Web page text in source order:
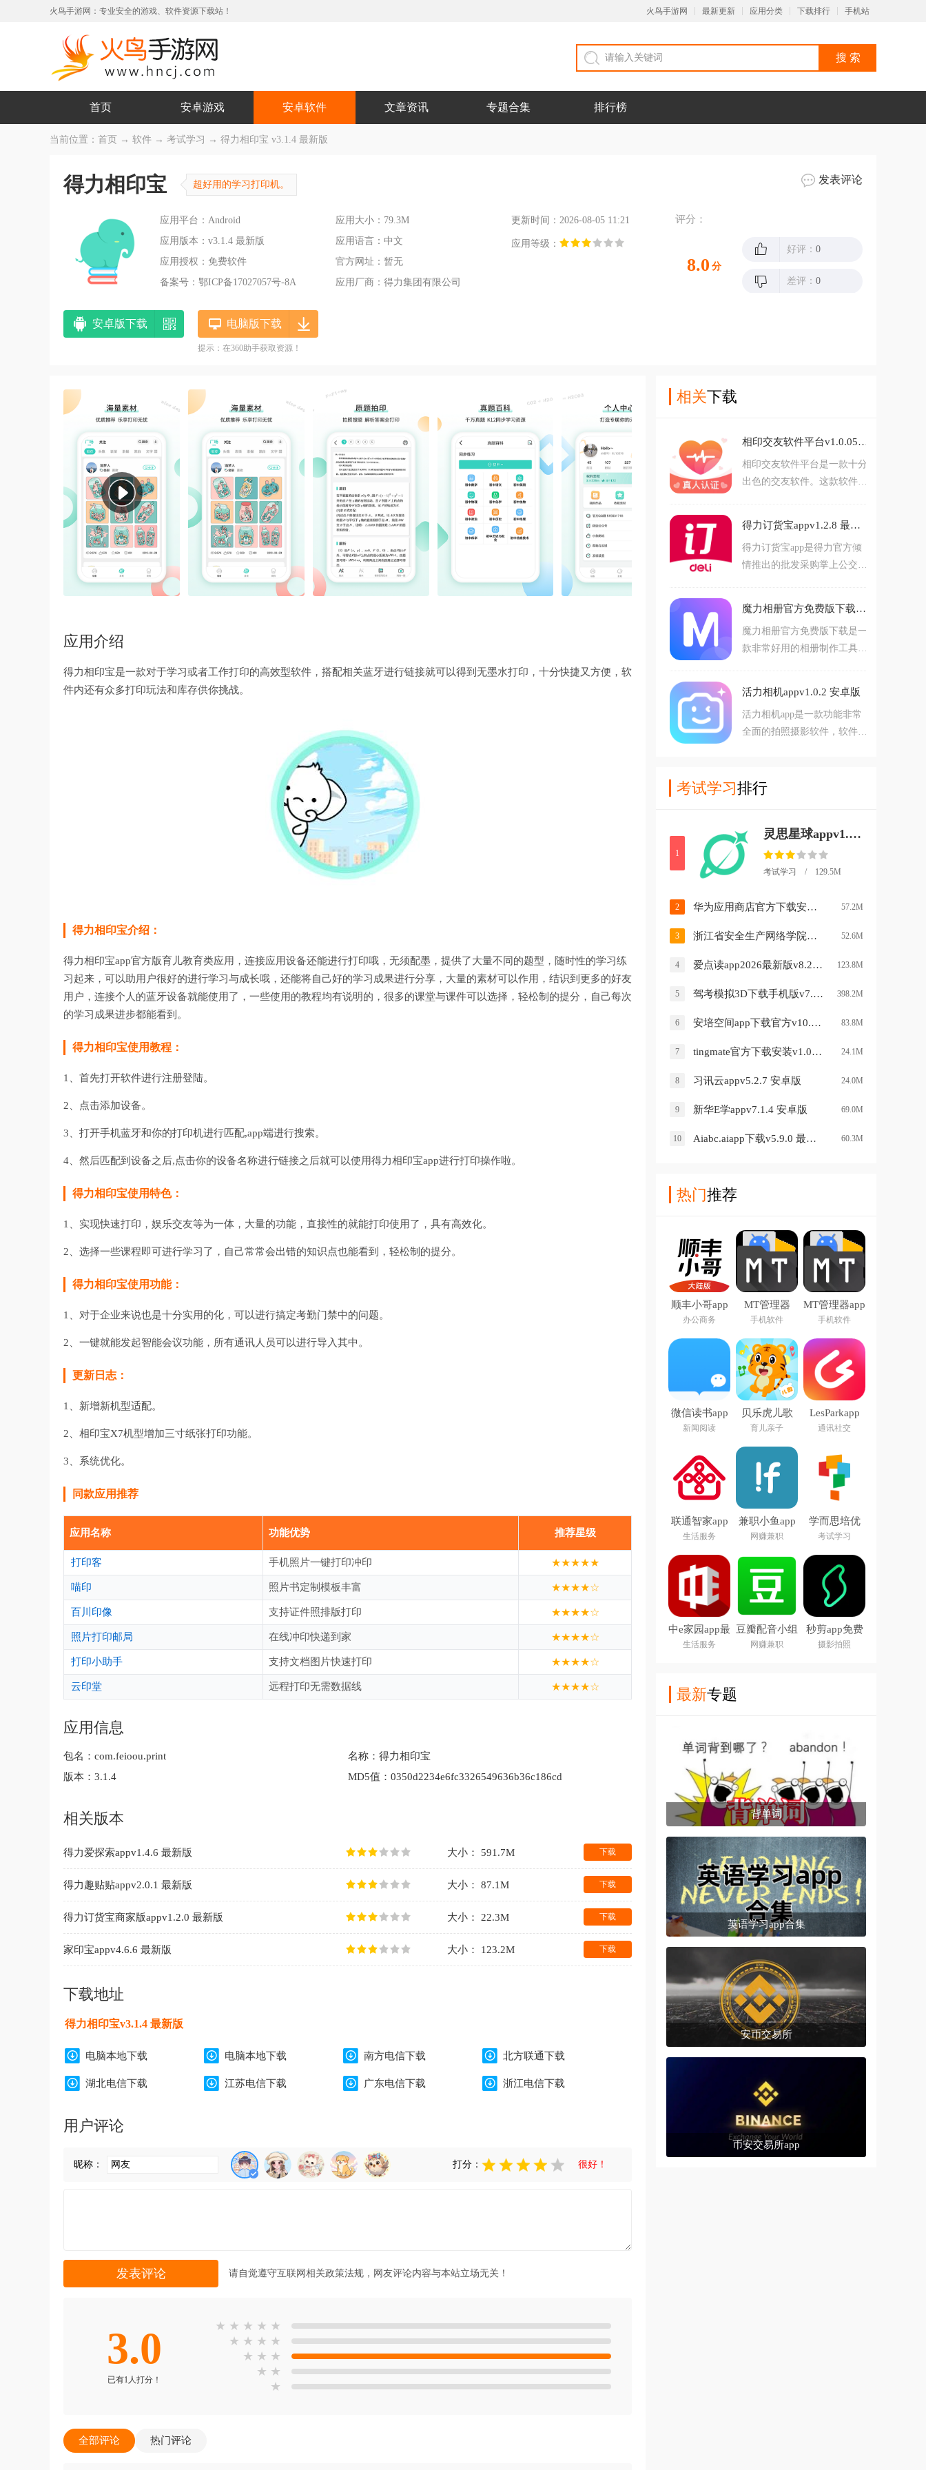
火鸟手游网：专业安全的游戏、软件资源下载站！ 火鸟手游网 最新更新 应用分类 下载排行 手机站
首页 安卓游戏 安卓软件 文章资讯 专题合集 排行榜
当前位置： 首页 → 软件 → 考试学习 → 得力相印宝 v3.1.4 最新版
得力相印宝 超好用的学习打印机。 发表评论
应用平台：Android 应用大小：79.3M
更新时间：2026-08-05 11:21
应用版本：v3.1.4 最新版
应用语言：中文
应用等级：
应用授权：免费软件
官方网址：暂无
备案号：鄂ICP备17027057号-8A
应用厂商：得力集团有限公司
评分：
8.0 分
好评： 0
差评： 0
安卓版下载 电脑版下载
提示：在360助手获取资源！
应用介绍
得力相印宝是一款对于学习或者工作打印的高效型软件，搭配相关蓝牙进行链接就可以得到无墨水打印，十分快捷又方便，软
件内还有众多打印玩法和库存供你挑战。
得力相印宝介绍：
得力相印宝app官方版育儿教育类应用，连接应用设备还能进行打印哦，无须配墨，提供了大量不同的题型，随时性的学习练
习起来，可以助用户很好的进行学习与成长哦，还能将自己好的学习成果进行分享，大量的素材可以作用，结识到更多的好友
用户，连接个人的蓝牙设备就能使用了，一些使用的教程均有说明的，很多的课堂与课件可以选择，轻松制的提分，自己每次
的学习成果进步都能看到。
得力相印宝使用教程：
1、首先打开软件进行注册登陆。
2、点击添加设备。
3、打开手机蓝牙和你的打印机进行匹配,app端进行搜索。
4、然后匹配到设备之后,点击你的设备名称进行链接之后就可以使用得力相印宝app进行打印操作啦。
得力相印宝使用特色：
1、实现快速打印，娱乐交友等为一体，大量的功能，直接性的就能打印使用了，具有高效化。
2、选择一些课程即可进行学习了，自己常常会出错的知识点也能看到，轻松制的提分。
得力相印宝使用功能：
1、对于企业来说也是十分实用的化，可以进行搞定考勤门禁中的问题。
2、一键就能发起智能会议功能，所有通讯人员可以进行导入其中。
更新日志：
1、新增新机型适配。
2、相印宝X7机型增加三寸纸张打印功能。
3、系统优化。
同款应用推荐
应用名称 功能优势 推荐星级
打印客 手机照片一键打印冲印 ★★★★★
喵印 照片书定制模板丰富 ★★★★☆
百川印像 支持证件照排版打印 ★★★★☆
照片打印邮局 在线冲印快递到家 ★★★★☆
打印小助手 支持文档图片快速打印 ★★★★☆
云印堂 远程打印无需数据线 ★★★★☆
应用信息
包名： com.feioou.print 名称： 得力相印宝
版本： 3.1.4 MD5值： 0350d2234e6fc3326549636b36c186cd
相关版本
得力爱探索appv1.4.6 最新版 大小： 591.7M 下载
得力趣贴贴appv2.0.1 最新版 大小： 87.1M 下载
得力订货宝商家版appv1.2.0 最新版 大小： 22.3M 下载
家印宝appv4.6.6 最新版 大小： 123.2M 下载
下载地址
得力相印宝v3.1.4 最新版
电脑本地下载 电脑本地下载 南方电信下载 北方联通下载
湖北电信下载 江苏电信下载 广东电信下载 浙江电信下载
用户评论
昵称： 打分： 很好！
请自觉遵守互联网相关政策法规，网友评论内容与本站立场无关！
3.0
已有1人打分！
★ ★ ★ ★ ★
★ ★ ★ ★
★ ★ ★
★ ★
★
全部评论 热门评论
相关下载
相印交友软件平台v1.0.05 最新版
相印交友软件平台是一款十分
出色的交友软件。这款软件为
动，与好友畅聊。在这里，你
有机会邂逅众多有趣的灵魂，
轻松拓展社交圈，为生活增添
有趣的交友之旅。
得力订货宝appv1.2.8 最新版
得力订货宝app是得力官方倾
情推出的批发采购掌上公交，
用户批发采购所需的方方面
面，可以助力用户更智慧高效
得力批发采购，得力订货宝，
app介绍：得力订货宝，得力
魔力相册官方免费版下载v4.5.32 最新版
魔力相册官方免费版下载是一
款非常好用的相册制作工具软
可以直接使用模版一键制作出
自己喜欢的作品相册，而且软
件内每天都会更新最新的模版
行记录、友谊岁月、同学聚
活力相机appv1.0.2 安卓版
活力相机app是一款功能非常
全面的拍照摄影软件，软件内
视频图片作品，软件内还提供
果，帮助用户更好的能拍出自
己预期的满意照片，喜欢的朋
友赶紧来下载试试吧。
考试学习排行
1
灵思星球appv1.20.4 最新版
考试学习 / 129.5M
2 华为应用商店官方下载安装(华为应用市场)v16.5.1.300 最新版本 57.2M
3 浙江省安全生产网络学院官方下载v1.9.2 最新版 52.6M
4 爱点读app2026最新版v8.2.0 安卓版 123.8M
5 驾考模拟3D下载手机版v7.5.6 安卓版 398.2M
6 安培空间app下载官方v10.5.17 安卓版最新版本 83.8M
7 tingmate官方下载安装v1.0.4 安卓版 24.1M
8 习讯云appv5.2.7 安卓版 24.0M
9 新华E学appv7.1.4 安卓版 69.0M
10 Aiabc.aiapp下载v5.9.0 最新版 60.3M
热门推荐
顺丰小哥app
下载
办公商务
MT管理器
2026官方最
新版本
手机软件
MT管理器app
官方版下载
手机软件
微信读书app
下载安装官方
版
新闻阅读
贝乐虎儿歌
app
育儿亲子
LesParkapp
通讯社交
联通智家app
官方正版
生活服务
兼职小鱼app
网赚兼职
学而思培优
考试学习
中e家园app最
新版下载安装
生活服务
豆瓣配音小组
app
网赚兼职
秒剪app免费
版
摄影拍照
最新专题
背单词
英语学习app合集
安币交易所
币安交易所app